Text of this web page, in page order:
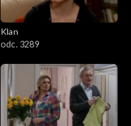
Klan
odc. 3289